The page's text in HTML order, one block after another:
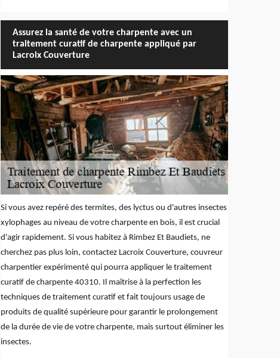
Assurez la santé de votre charpente avec un
traitement curatif de charpente appliqué par
Lacroix Couverture
Si vous avez repéré des termites, des lyctus ou d'autres insectes
xylophages au niveau de votre charpente en bois, il est crucial
d'agir rapidement. Si vous habitez à Rimbez Et Baudiets, ne
cherchez pas plus loin, contactez Lacroix Couverture, couvreur
charpentier expérimenté qui pourra appliquer le traitement
curatif de charpente 40310. Il maîtrise à la perfection les
techniques de traitement curatif et fait toujours usage de
produits de qualité supérieure pour garantir le prolongement
de la durée de vie de votre charpente, mais surtout éliminer les
insectes.